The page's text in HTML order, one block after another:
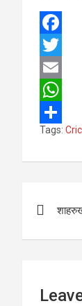
F
a
c
e
b
k
T
w
t
r
E
m
a
W
h
s
S
r
Tags: